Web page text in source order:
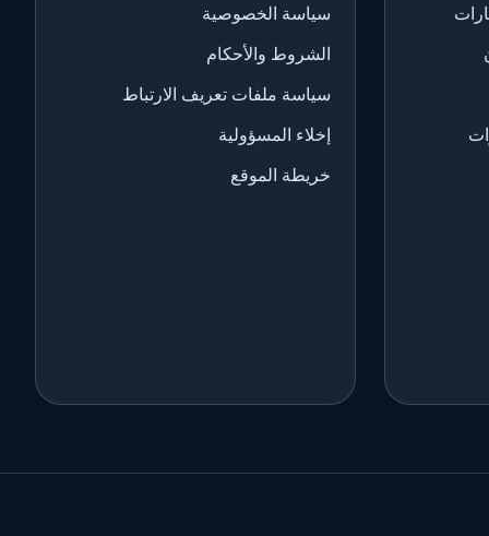
سياسة الخصوصية
الشروط والأحكام
سياسة ملفات تعريف الارتباط
إخلاء المسؤولية
خريطة الموقع